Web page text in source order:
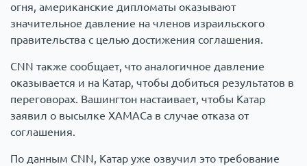
огня, американские дипломаты оказывают
значительное давление на членов израильского
правительства с целью достижения соглашения.
CNN также сообщает, что аналогичное давление
оказывается и на Катар, чтобы добиться результатов в
переговорах. Вашингтон настаивает, чтобы Катар
заявил о высылке ХАМАСа в случае отказа от
соглашения.
По данным CNN, Катар уже озвучил это требование